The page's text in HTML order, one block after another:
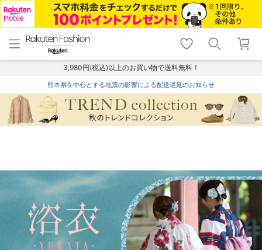
menu home
トップ
shopping_cart lock_outline
ログイン
3,980円(税込)以上のお買い物で送料無料！
熊本県を中心とする地震の影響による配送遅延のお知らせ